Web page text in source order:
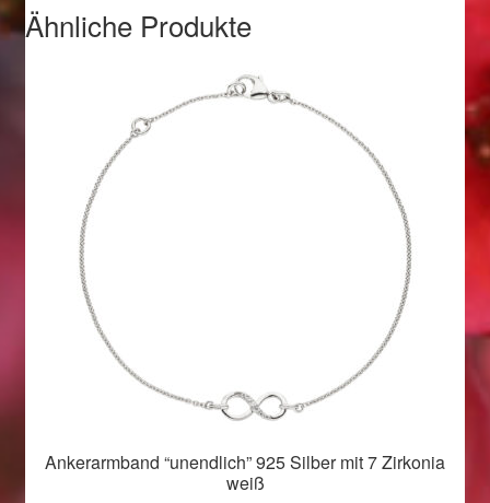
Valentinstag Geschenke
Vertrag widerrufen
Warenkorb
Weihnachtsangebote 2015
Weihnachtsangebote 2016
Weihnachtsangebote 2017
Weihnachtsangebote 2018
Ähnliche Produkte
Ankerarmband “unendlich” 925 Silber mit 7 Zirkonia
weiß